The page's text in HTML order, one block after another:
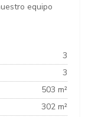
equipo
3
3
503 m²
302 m²